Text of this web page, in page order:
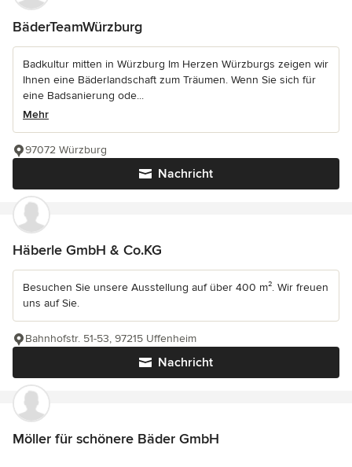
BäderTeamWürzburg
Badkultur mitten in Würzburg Im Herzen Würzburgs zeigen wir
Ihnen eine Bäderlandschaft zum Träumen. Wenn Sie sich für
eine Badsanierung ode...
Mehr
Nachricht
97072 Würzburg
Häberle GmbH & Co.KG
Besuchen Sie unsere Ausstellung auf über 400 m². Wir freuen
uns auf Sie.
Nachricht
Bahnhofstr. 51-53, 97215 Uffenheim
Möller für schönere Bäder GmbH